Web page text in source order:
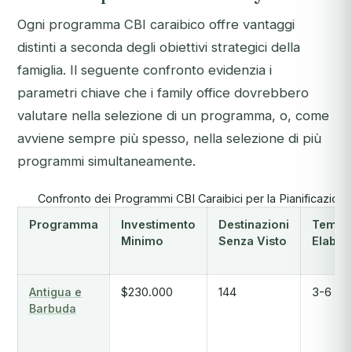
Ogni programma CBI caraibico offre vantaggi
distinti a seconda degli obiettivi strategici della
famiglia. Il seguente confronto evidenzia i
parametri chiave che i family office dovrebbero
valutare nella selezione di un programma, o, come
avviene sempre più spesso, nella selezione di più
programmi simultaneamente.
Confronto dei Programmi CBI Caraibici per la
Programma
Investimento
Minimo
Destinazioni
Senza Visto
Tempi
Antigua e
Barbuda
$230.000 144 3-6